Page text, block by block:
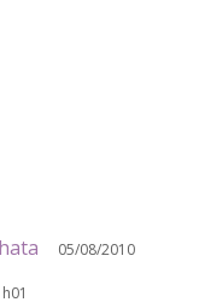
05/08/2010